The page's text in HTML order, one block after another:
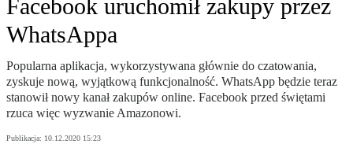
Facebook uruchomił zakupy przez
WhatsAppa
Popularna aplikacja, wykorzystywana głównie do czatowania,
zyskuje nową, wyjątkową funkcjonalność. WhatsApp będzie teraz
stanowił nowy kanał zakupów online. Facebook przed świętami
rzuca więc wyzwanie Amazonowi.
Publikacja: 10.12.2020 15:23